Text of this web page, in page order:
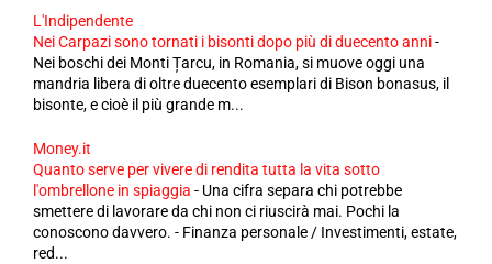
L'Indipendente
Nei Carpazi sono tornati i bisonti dopo più di duecento anni-
Nei boschi dei Monti Țarcu, in Romania, si muove oggi una
mandria libera di oltre duecento esemplari di Bison bonasus, il
bisonte, e cioè il più grande m...
Money.it
Quanto serve per vivere di rendita tutta la vita sotto
l'ombrellone in spiaggia - Una cifra separa chi potrebbe
smettere di lavorare da chi non ci riuscirà mai. Pochi la
conoscono davvero. - Finanza personale / Investimenti, estate,
red...